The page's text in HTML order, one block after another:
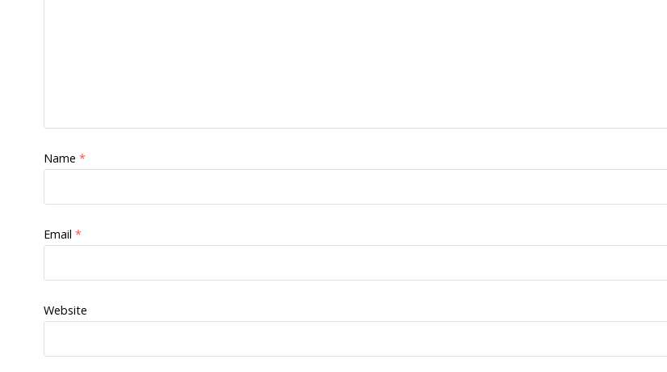
Name *
Email *
Website